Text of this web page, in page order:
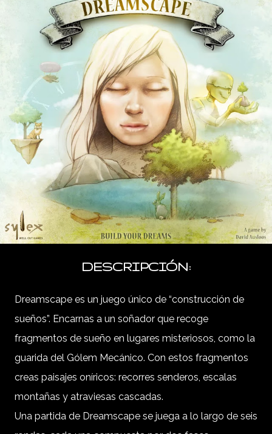
DESCRIPCIÓN:
Dreamscape es un juego único de “construcción de
sueños”. Encarnas a un soñador que recoge
fragmentos de sueño en lugares misteriosos, como la
guarida del Gólem Mecánico. Con estos fragmentos
creas paisajes oníricos: recorres senderos, escalas
montañas y atraviesas cascadas.
Una partida de Dreamscape se juega a lo largo de seis